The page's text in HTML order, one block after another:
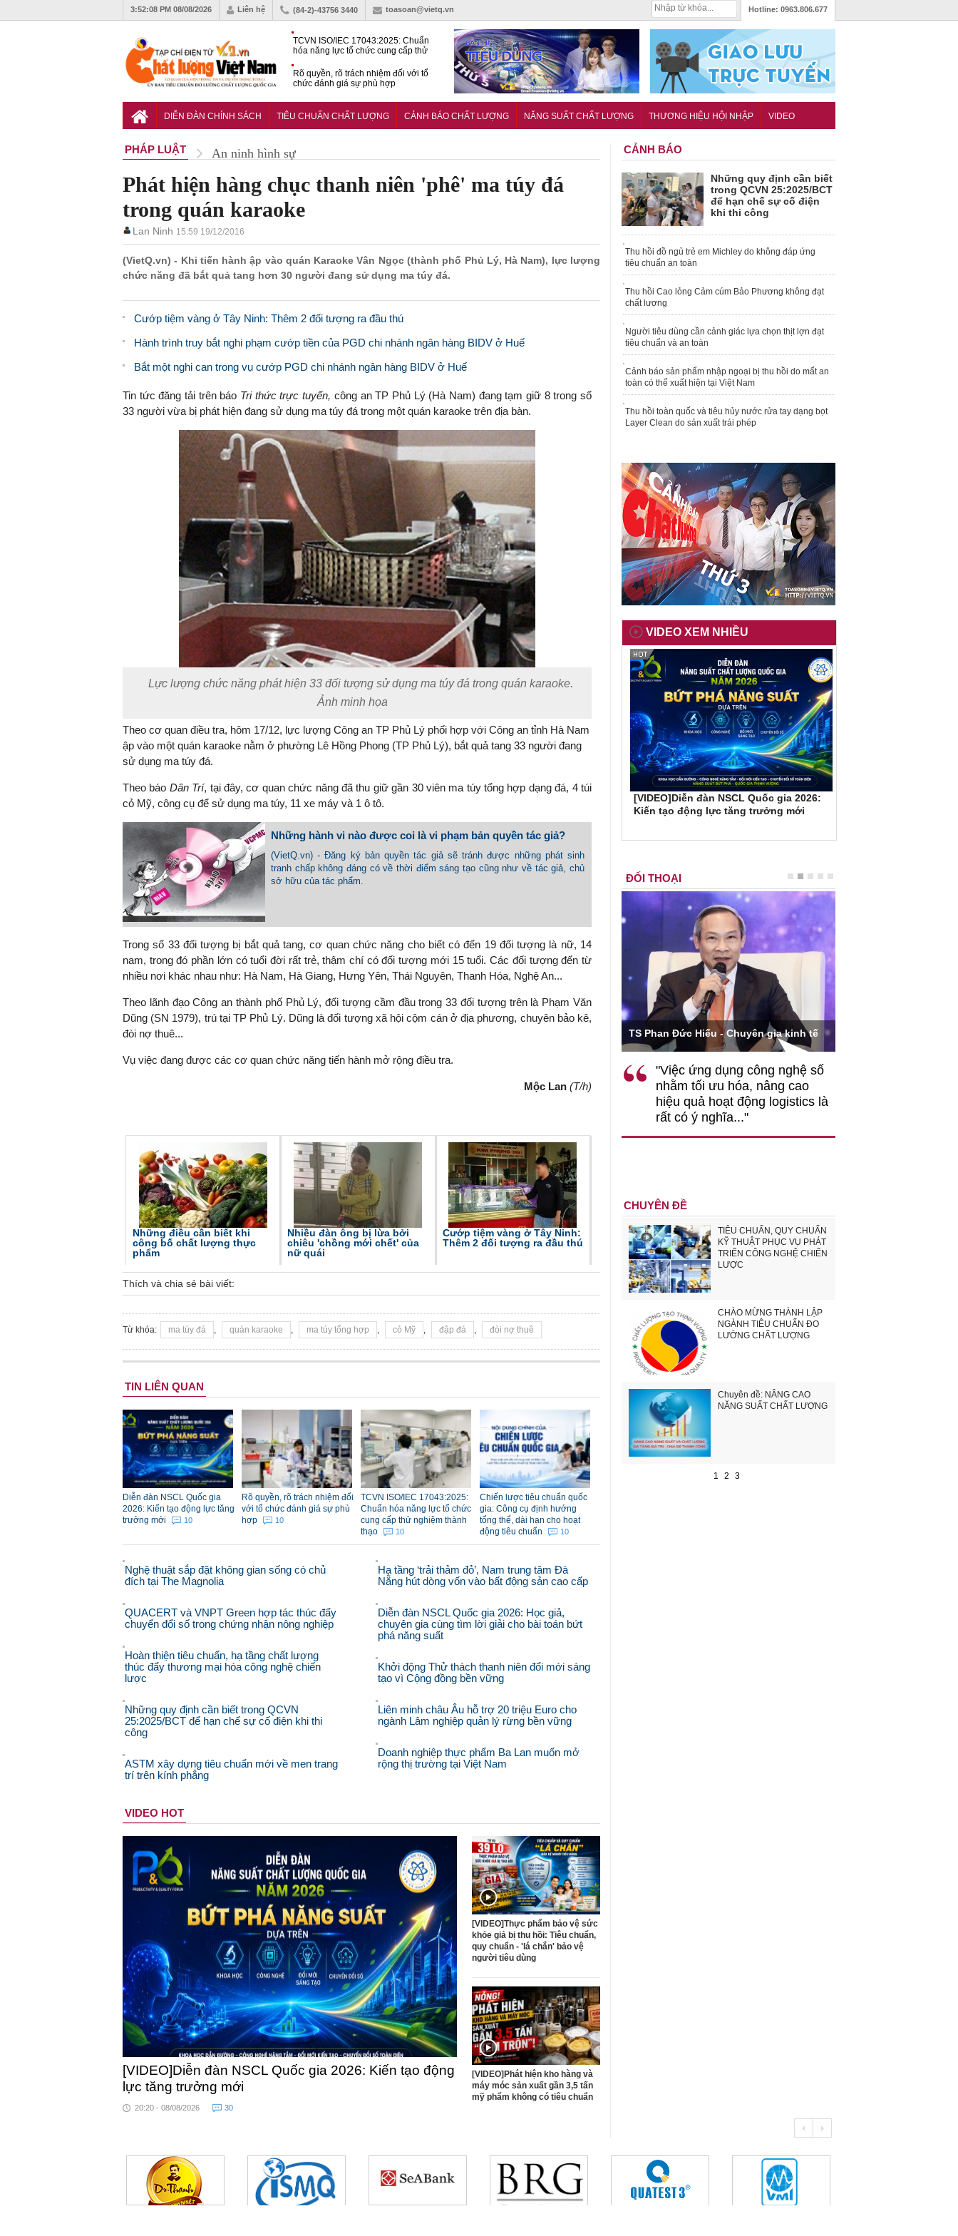
3:52:09 PM 08/08/2026 Liên hệ (84-2)-43756 3440 toasoan@vietq.vn Hotline: 0963.806.677
TCVN ISO/IEC 17043:2025: Chuẩn
hóa năng lực tổ chức cung cấp thử
Rõ quyền, rõ trách nhiệm đối với tổ
chức đánh giá sự phù hợp
Công cụ định hướng tổng thể, dài
DIỄN ĐÀN CHÍNH SÁCH TIÊU CHUẨN CHẤT LƯỢNG CẢNH BÁO CHẤT LƯỢNG NĂNG SUẤT CHẤT LƯỢNG THƯƠNG HIỆU HỘI NHẬP VIDEO
PHÁP LUẬT An ninh hình sự
Phát hiện hàng chục thanh niên 'phê' ma túy đá
trong quán karaoke
Lan Ninh 15:59 19/12/2016
(VietQ.vn) - Khi tiến hành ập vào quán Karaoke Vân Ngọc (thành phố Phủ Lý, Hà Nam), lực lượng
chức năng đã bắt quả tang hơn 30 người đang sử dụng ma túy đá.
Cướp tiệm vàng ở Tây Ninh: Thêm 2 đối tượng ra đầu thú
Hành trình truy bắt nghi phạm cướp tiền của PGD chi nhánh ngân hàng BIDV ở Huế
Bắt một nghi can trong vụ cướp PGD chi nhánh ngân hàng BIDV ở Huế
Tin tức đăng tải trên báo Tri thức trực tuyến, công an TP Phủ Lý (Hà Nam) đang tạm giữ 8 trong số
33 người vừa bị phát hiện đang sử dụng ma túy đá trong một quán karaoke trên địa bàn.
Lực lượng chức năng phát hiện 33 đối tượng sử dụng ma túy đá trong quán karaoke.
Ảnh minh họa
Theo cơ quan điều tra, hôm 17/12, lực lượng Công an TP Phủ Lý phối hợp với Công an tỉnh Hà Nam
ập vào một quán karaoke nằm ở phường Lê Hồng Phong (TP Phủ Lý), bắt quả tang 33 người đang
sử dụng ma túy đá.
Theo báo Dân Trí, tại đây, cơ quan chức năng đã thu giữ gần 30 viên ma túy tổng hợp dạng đá, 4 túi
cỏ Mỹ, công cụ để sử dụng ma túy, 11 xe máy và 1 ô tô.
Những hành vi nào được coi là vi phạm bản quyền tác giả?
(VietQ.vn) - Đăng ký bản quyền tác giả sẽ tránh được những phát sinh
tranh chấp không đáng có về thời điểm sáng tạo cũng như về tác giả, chủ
sở hữu của tác phẩm.
Trong số 33 đối tượng bị bắt quả tang, cơ quan chức năng cho biết có đến 19 đối tượng là nữ, 14
nam, trong đó phần lớn có tuổi đời rất trẻ, thậm chí có đối tượng mới 15 tuổi. Các đối tượng đến từ
nhiều nơi khác nhau như: Hà Nam, Hà Giang, Hưng Yên, Thái Nguyên, Thanh Hóa, Nghệ An...
Theo lãnh đạo Công an thành phố Phủ Lý, đối tượng cầm đầu trong 33 đối tượng trên là Phạm Văn
Dũng (SN 1979), trú tại TP Phủ Lý. Dũng là đối tượng xã hội cộm cán ở địa phương, chuyên bảo kê,
đòi nợ thuê...
Vụ việc đang được các cơ quan chức năng tiến hành mở rộng điều tra.
Mộc Lan (T/h)
Những điều cần biết khi
công bố chất lượng thực
phẩm
Nhiều đàn ông bị lừa bởi
chiêu 'chồng mới chết' của
nữ quái
Cướp tiệm vàng ở Tây Ninh:
Thêm 2 đối tượng ra đầu thú
Thích và chia sẻ bài viết:
Từ khóa: ma túy đá , quán karaoke , ma túy tổng hợp , cỏ Mỹ , đập đá , đòi nợ thuê
TIN LIÊN QUAN
Diễn đàn NSCL Quốc gia
2026: Kiến tạo động lực tăng
trưởng mới
10
Rõ quyền, rõ trách nhiệm đối
với tổ chức đánh giá sự phù
hợp
10
TCVN ISO/IEC 17043:2025:
Chuẩn hóa năng lực tổ chức
cung cấp thử nghiệm thành
thạo
10
Chiến lược tiêu chuẩn quốc
gia: Công cụ định hướng
tổng thể, dài hạn cho hoạt
động tiêu chuẩn
10
Nghệ thuật sắp đặt không gian sống có chủ
đích tại The Magnolia
QUACERT và VNPT Green hợp tác thúc đẩy
chuyển đổi số trong chứng nhận nông nghiệp
Hoàn thiện tiêu chuẩn, hạ tầng chất lượng
thúc đẩy thương mại hóa công nghệ chiến
lược
Những quy định cần biết trong QCVN
25:2025/BCT để hạn chế sự cố điện khi thi
công
ASTM xây dựng tiêu chuẩn mới về men trang
trí trên kính phẳng
Hạ tầng ‘trải thảm đỏ’, Nam trung tâm Đà
Nẵng hút dòng vốn vào bất động sản cao cấp
Diễn đàn NSCL Quốc gia 2026: Học giả,
chuyên gia cùng tìm lời giải cho bài toán bứt
phá năng suất
Khởi động Thử thách thanh niên đổi mới sáng
tạo vì Cộng đồng bền vững
Liên minh châu Âu hỗ trợ 20 triệu Euro cho
ngành Lâm nghiệp quản lý rừng bền vững
Doanh nghiệp thực phẩm Ba Lan muốn mở
rộng thị trường tại Việt Nam
VIDEO HOT
[VIDEO]Diễn đàn NSCL Quốc gia 2026: Kiến tạo động
lực tăng trưởng mới
20:20 - 08/08/2026 30
[VIDEO]Thực phẩm bảo vệ sức
khỏe giả bị thu hồi: Tiêu chuẩn,
quy chuẩn - 'lá chắn' bảo vệ
người tiêu dùng
[VIDEO]Phát hiện kho hàng và
máy móc sản xuất gần 3,5 tấn
mỹ phẩm không có tiêu chuẩn
CẢNH BÁO
Những quy định cần biết
trong QCVN 25:2025/BCT
để hạn chế sự cố điện
khi thi công
Thu hồi đồ ngủ trẻ em Michley do không đáp ứng
tiêu chuẩn an toàn
Thu hồi Cao lỏng Cảm cúm Bảo Phương không đạt
chất lượng
Người tiêu dùng cần cảnh giác lựa chọn thịt lợn đạt
tiêu chuẩn và an toàn
Cảnh báo sản phẩm nhập ngoại bị thu hồi do mất an
toàn có thể xuất hiện tại Việt Nam
Thu hồi toàn quốc và tiêu hủy nước rửa tay dạng bọt
Layer Clean do sản xuất trái phép
VIDEO XEM NHIỀU
[VIDEO]Diễn đàn NSCL Quốc gia 2026:
Kiến tạo động lực tăng trưởng mới
ĐỐI THOẠI
TS. Nguyễn Đức Độ - Phó Viện trưởng
"Có rất nhiều việc phải làm
nghệ; ban hành các cơ chế
khuyến khích đổi mới sáng tạo,
khởi nghiệp..."
sách tài khóa không chỉ mang ý
tăng trưởng bền vững dài hạn.
TS Phan Đức Hiếu - Chuyên gia kinh tế
"Việc ứng dụng công nghệ số
nhằm tối ưu hóa, nâng cao
hiệu quả hoạt động logistics là
rất có ý nghĩa..."
CHUYÊN ĐỀ
TIÊU CHUẨN, QUY CHUẨN
KỸ THUẬT PHỤC VỤ PHÁT
TRIỂN CÔNG NGHỆ CHIẾN
LƯỢC
CHÀO MỪNG THÀNH LẬP
NGÀNH TIÊU CHUẨN ĐO
LƯỜNG CHẤT LƯỢNG
Chuyên đề: NÂNG CAO
NĂNG SUẤT CHẤT LƯỢNG
1 2 3